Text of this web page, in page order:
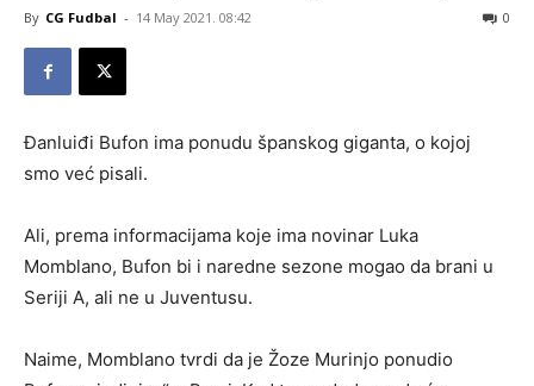
By CG Fudbal - 14 May 2021. 08:42 0
Đanluiđi Bufon ima ponudu španskog giganta, o kojoj
smo već pisali.
Ali, prema informacijama koje ima novinar Luka
Momblano, Bufon bi i naredne sezone mogao da brani u
Seriji A, ali ne u Juventusu.
Naime, Momblano tvrdi da je Žoze Murinjo ponudio